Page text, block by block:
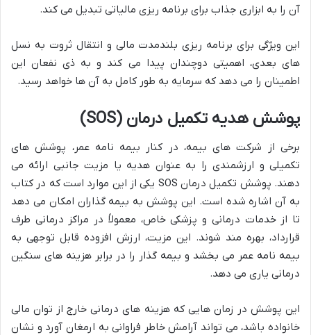
آن را به ابزاری جذاب برای برنامه ریزی مالیاتی تبدیل می کند.
این ویژگی برای برنامه ریزی بلندمدت مالی و انتقال ثروت به نسل
های بعدی، اهمیتی دوچندان پیدا می کند و به ذی نفعان این
اطمینان را می دهد که سرمایه به طور کامل به آن ها خواهد رسید.
پوشش هدیه تکمیل درمان (SOS)
برخی از شرکت های بیمه، در کنار بیمه نامه عمر، پوشش های
تکمیلی و ارزشمندی را به عنوان هدیه یا مزیت جانبی ارائه می
دهند. پوشش تکمیل درمان SOS یکی از این موارد است که در کتاب
به آن اشاره شده است. این پوشش به بیمه گذاران امکان می دهد
تا از خدمات درمانی و پزشکی خاص، معمولاً در مراکز درمانی طرف
قرارداد، بهره مند شوند. این مزیت، ارزش افزوده قابل توجهی به
بیمه نامه عمر می بخشد و بیمه گذار را در برابر هزینه های سنگین
درمانی یاری می دهد.
این پوشش در زمان هایی که هزینه های درمانی خارج از توان مالی
خانواده باشد، می تواند آرامش خاطر فراوانی به ارمغان آورد و نشان